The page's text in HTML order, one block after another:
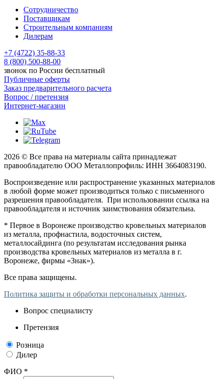
Сотрудничество
Поставщикам
Строительным компаниям
Дилерам
+7 (4722) 35-88-33
8 (800) 500-88-00
звонок по России бесплатный
Публичные оферты
Заказ предварительного расчета
Вопрос / претензия
Интернет-магазин
2026 © Все права на материалы сайта принадлежат
правообладателю ООО Металлопрофиль: ИНН 3664083190.
Воспроизведение или распространение указанных материалов
в любой форме может производиться только с письменного
разрешения правообладателя. При использовании ссылка на
правообладателя и источник заимствования обязательна.
* Первое в Воронеже производство кровельных материалов
из металла, профнастила, водосточных систем,
металлосайдинга (по результатам исследования рынка
производства кровельных материалов из металла в г.
Воронеже, фирмы «Знак»).
Все права защищены.
Политика защиты и обработки персональных данных.
Вопрос специалисту
Претензия
Розница
Дилер
ФИО *